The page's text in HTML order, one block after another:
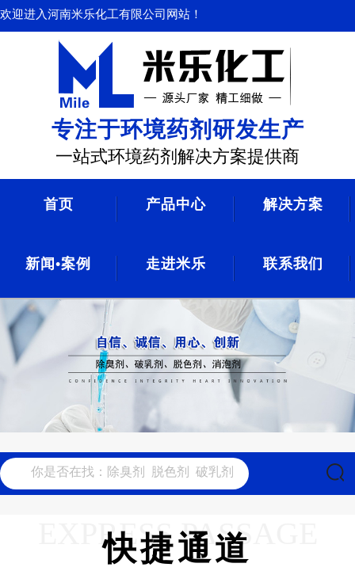
欢迎进入河南米乐化工有限公司网站！
专注于环境药剂研发生产
一站式环境药剂解决方案提供商
首页 产品中心 解决方案
新闻•案例 走进米乐 联系我们
EXPRESS PASSAGE
快捷通道